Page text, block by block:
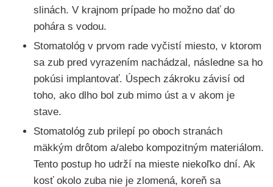
slinách. V krajnom prípade ho možno dať do
pohára s vodou.
Stomatológ v prvom rade vyčistí miesto, v ktorom
sa zub pred vyrazením nachádzal, následne sa ho
pokúsi implantovať. Úspech zákroku závisí od
toho, ako dlho bol zub mimo úst a v akom je
stave.
Stomatológ zub prilepí po oboch stranách
mäkkým drôtom a/alebo kompozitným materiálom.
Tento postup ho udrží na mieste niekoľko dní. Ak
kosť okolo zuba nie je zlomená, koreň sa